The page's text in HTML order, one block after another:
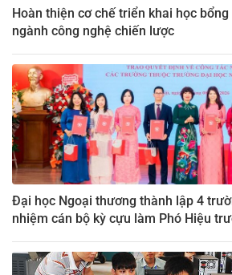
Hoàn thiện cơ chế triển khai học
ngành công nghệ chiến lược
Đại học Ngoại thương thành lập 4
nhiệm cán bộ kỳ cựu làm Phó Hiệu